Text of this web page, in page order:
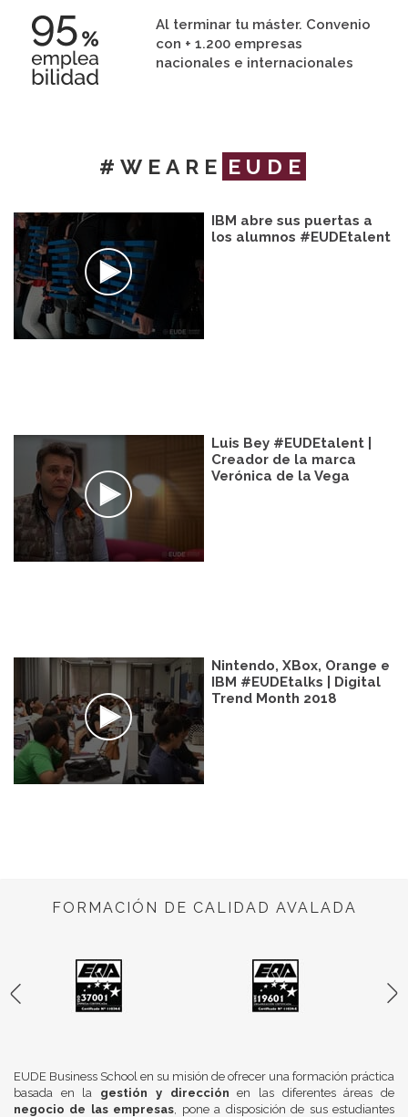
Al terminar tu máster. Convenio
con + 1.200 empresas
nacionales e internacionales
#WEARE EUDE
IBM abre sus puertas a
los alumnos #EUDEtalent
Luis Bey #EUDEtalent |
Creador de la marca
Verónica de la Vega
Nintendo, XBox, Orange e
IBM #EUDEtalks | Digital
Trend Month 2018
FORMACIÓN DE CALIDAD AVALADA
EUDE Business School en su misión de ofrecer una formación práctica
basada en la gestión y dirección en las diferentes áreas de
negocio de las empresas, pone a disposición de sus estudiantes